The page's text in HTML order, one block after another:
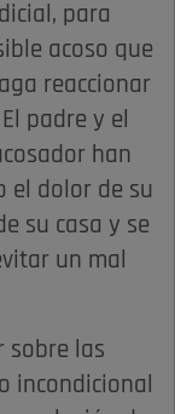
para
acoso que
reaccionar
padre y el
han
el dolor de su
su casa y se
un mal
sobre las
incondicional